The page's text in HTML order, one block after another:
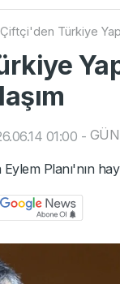
Türkiye
01:00 -
Planı'nın